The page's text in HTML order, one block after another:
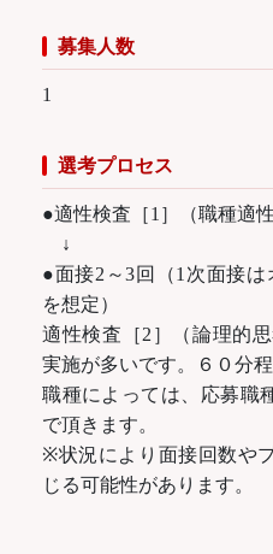
募集人数
1
選考プロセス
●適性検査［1］（職種適
↓
●面接2～3回（1次面接
を想定）
適性検査［2］（論理的
実施が多いです。６０分程
職種によっては、応募職
で頂きます。
※状況により面接回数や
じる可能性があります。